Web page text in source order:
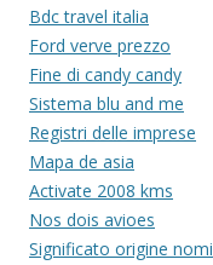
Bdc travel italia
Ford verve prezzo
Fine di candy candy
Sistema blu and me
Registri delle imprese
Mapa de asia
Activate 2008 kms
Nos dois avioes
Significato origine nomi